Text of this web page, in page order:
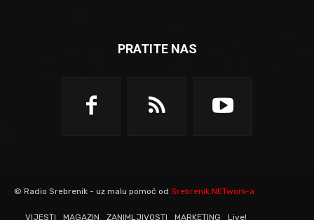
PRATITE NAS
© Radio Srebrenik - uz malu pomoć od Srebrenik.NETwork-a
VIJESTI MAGAZIN ZANIMLJIVOSTI MARKETING Live!